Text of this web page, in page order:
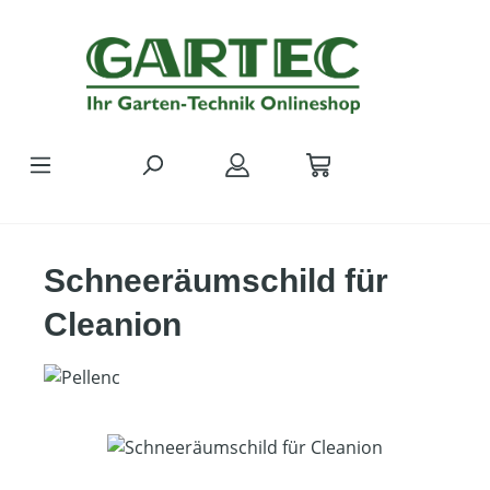
Schneeräumschild für
Cleanion
Bildergalerie überspringen